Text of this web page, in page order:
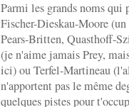
Parmi les grands noms qui
Fischer-Dieskau-Moore
Pears-Britten, Quasthoff-
(je n'aime jamais Prey,
ici) ou Terfel-Martineau
n'apportent pas le même
quelques pistes pour